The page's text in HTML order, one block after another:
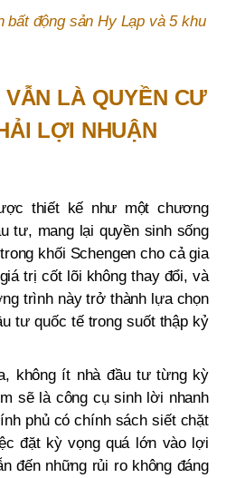
bất động sản Hy Lạp và 5 khu
LÀ QUYỀN CƯ
LỢI NHUẬN
thiết kế như một chương
tư, mang lại quyền sinh sống
khối Schengen cho cả gia
trị cốt lõi không thay đổi, và
trình này trở thành lựa chọn
tư quốc tế trong suốt thập kỷ
không ít nhà đầu tư từng kỳ
sẽ là công cụ sinh lời nhanh
phủ có chính sách siết chặt
đặt kỳ vọng quá lớn vào lợi
đến những rủi ro không đáng